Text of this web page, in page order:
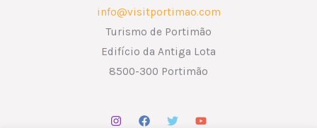
info@visitportimao.com
Turismo de Portimão
Edifício da Antiga Lota
8500-300 Portimão